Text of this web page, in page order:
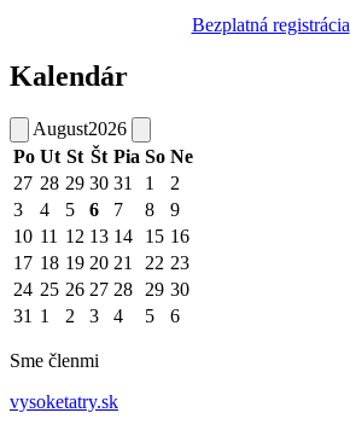
Bezplatná registrácia
Kalendár
August2026
Po Ut St Št Pia So Ne
27 28 29 30 31 1
2
3
4 5 6 7 8
9
10 11 12 13 14 15 16
17 18 19 20 21 22 23
24 25 26 27 28 29 30
31 1 2 3 4 5 6
Sme členmi
vysoketatry.sk